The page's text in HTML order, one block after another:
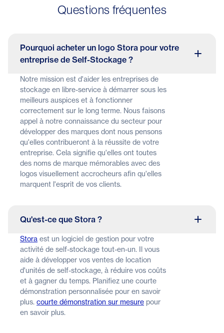
Questions fréquentes
Pourquoi acheter un logo Stora pour votre
entreprise de Self-Stockage ?
Notre mission est d'aider les entreprises de
stockage en libre-service à démarrer sous les
meilleurs auspices et à fonctionner
correctement sur le long terme. Nous faisons
appel à notre connaissance du secteur pour
développer des marques dont nous pensons
qu'elles contribueront à la réussite de votre
entreprise. Cela signifie qu'elles ont toutes
des noms de marque mémorables avec des
logos visuellement accrocheurs afin qu'elles
marquent l'esprit de vos clients.
Qu'est-ce que Stora ?
Stora est un logiciel de gestion pour votre
activité de self-stockage tout-en-un. Il vous
aide à développer vos ventes de location
d'unités de self-stockage, à réduire vos coûts
et à gagner du temps. Planifiez une courte
démonstration personnalisée pour en savoir
plus. courte démonstration sur mesure pour
en savoir plus.